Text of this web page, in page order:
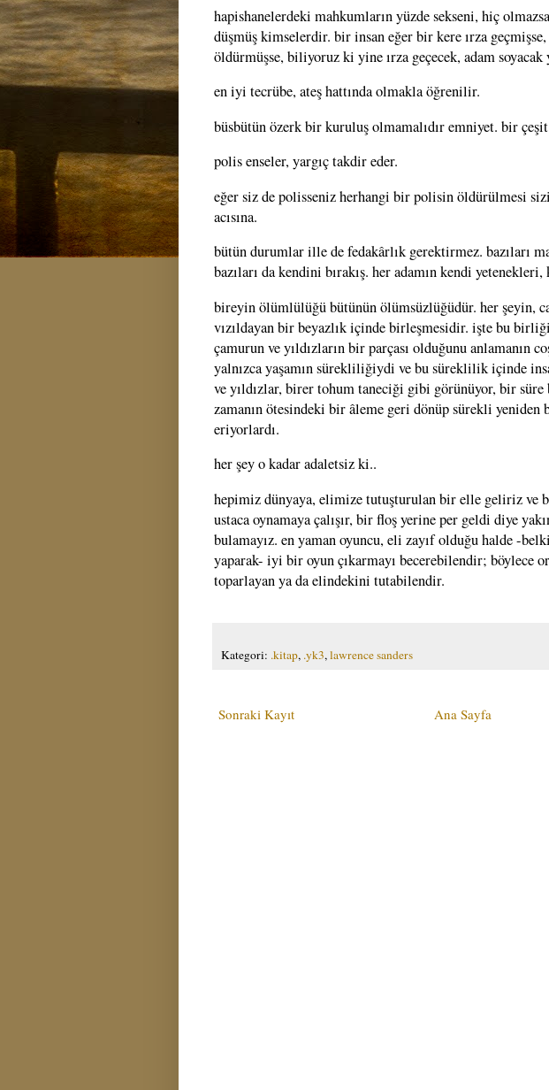
hapishanelerdeki mahkumların yüzde sekseni, hiç
düşmüş kimselerdir. bir insan eğer bir kere ırza
öldürmüşse, biliyoruz ki yine ırza geçecek, adam
en iyi tecrübe, ateş hattında olmakla öğrenilir.
büsbütün özerk bir kuruluş olmamalıdır emniyet. bir
polis enseler, yargıç takdir eder.
eğer siz de polisseniz herhangi bir polisin öldürülmesi
acısına.
bütün durumlar ille de fedakârlık gerektirmez. bazıları
bazıları da kendini bırakış. her adamın kendi yetenekleri,
bireyin ölümlülüğü bütünün ölümsüzlüğüdür. her şeyin,
vızıldayan bir beyazlık içinde birleşmesidir. işte bu
çamurun ve yıldızların bir parçası olduğunu anlamanın
yalnızca yaşamın sürekliliğiydi ve bu süreklilik içinde
ve yıldızlar, birer tohum taneciği gibi görünüyor, bir süre
zamanın ötesindeki bir âleme geri dönüp sürekli yeniden
eriyorlardı.
her şey o kadar adaletsiz ki..
hepimiz dünyaya, elimize tutuşturulan bir elle geliriz ve
ustaca oynamaya çalışır, bir floş yerine per geldi diye
bulamayız. en yaman oyuncu, eli zayıf olduğu halde -
yaparak- iyi bir oyun çıkarmayı becerebilendir; böylece
toparlayan ya da elindekini tutabilendir.
Kategori: .kitap, .yk3,lawrence sanders
Sonraki Kayıt Ana Sayfa